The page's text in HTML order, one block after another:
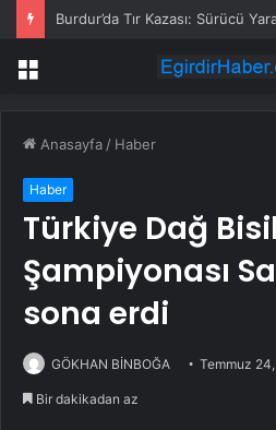
Burdur’da Tır Kazası: Sürücü
Menü
Anasayfa / Haber
Haber
Türkiye Dağ
Şampiyonası
sona erdi
GÖKHAN BİNBOĞA Temmuz
Bir dakikadan az